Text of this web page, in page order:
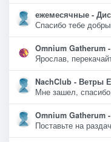
ежемесячные -
Спасибо тебе
Omnium Gatherum
Ярослав,
NachClub - Ветры
Мне зашел,
Omnium Gatherum
Поставьте на